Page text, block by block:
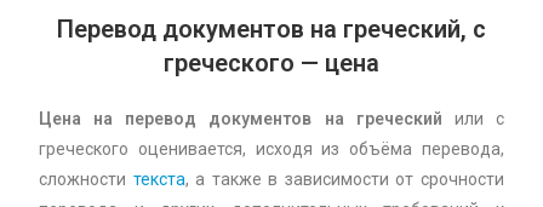
Перевод документов на греческий, с
греческого — цена
Цена на перевод документов на греческий или с
греческого оценивается, исходя из объёма перевода,
сложности текста, а также в зависимости от срочности